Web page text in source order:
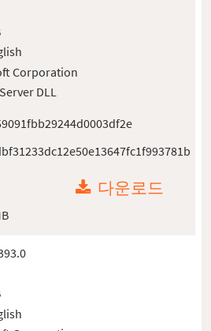
Corporation
DLL
다운로드